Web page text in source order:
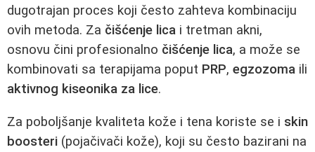
dugotrajan proces koji često zahteva kombinaciju
ovih metoda. Za čišćenje lica i tretman akni,
osnovu čini profesionalno čišćenje lica, a može se
kombinovati sa terapijama poput PRP, egzozoma ili
aktivnog kiseonika za lice.
Za poboljšanje kvaliteta kože i tena koriste se i skin
boosteri (pojačivači kože), koji su često bazirani na